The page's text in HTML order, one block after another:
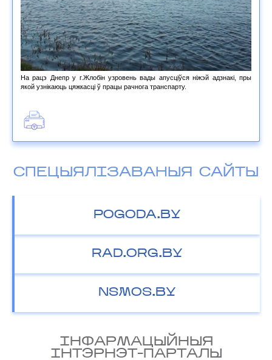
На рацэ Днепр у г.Жлобін узровень вады апусціўся ніжэй адзнакі, пры
якой узнікаюць цяжкасці ў працы рачнога транспарту.
СПЕЦЫЯЛІЗАВАНЫЯ САЙТЫ
POGODA.BY
RAD.ORG.BY
NSMOS.BY
IНФАРМАЦЫЙНЫЯ
IНТЭРНЭТ-ПАРТАЛЫ